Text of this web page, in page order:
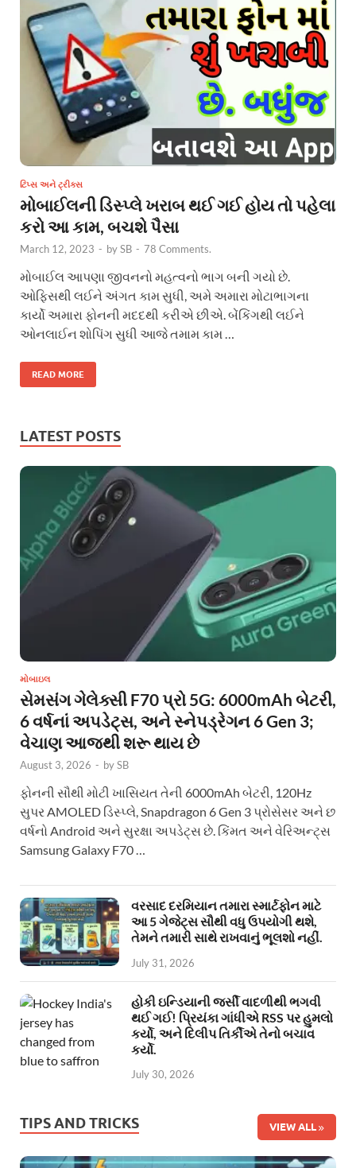
ટિપ્સ અને ટ્રીક્સ
મોબાઈલની ડિસ્પ્લે ખરાબ થઈ ગઈ હોય તો પહેલા
કરો આ કામ, બચશે પૈસા
March 12, 2023 - bySB - 78 Comments.
મોબાઈલ આપણા જીવનનો મહત્વનો ભાગ બની ગયો છે.
ઓફિસથી લઈને અંગત કામ સુધી, અમે અમારા મોટાભાગના
કાર્યો અમારા ફોનની મદદથી કરીએ છીએ. બેંકિંગથી લઈને
ઓનલાઈન શોપિંગ સુધી આજે તમામ કામ …
READ MORE
LATEST POSTS
મોબાઇલ
સેમસંગ ગેલેક્સી F70 પ્રો 5G: 6000mAh બેટરી,
6 વર્ષનાં અપડેટ્સ, અને સ્નેપડ્રેગન 6 Gen 3;
વેચાણ આજથી શરૂ થાય છે
August 3, 2026 - bySB
ફોનની સૌથી મોટી ખાસિયત તેની 6000mAh બેટરી, 120Hz
સુપર AMOLED ડિસ્પ્લે, Snapdragon 6 Gen 3 પ્રોસેસર અને છ
વર્ષનો Android અને સુરક્ષા અપડેટ્સ છે. કિંમત અને વેરિઅન્ટ્સ
Samsung Galaxy F70 …
વરસાદ દરમિયાન તમારા સ્માર્ટફોન માટે
આ 5 ગેજેટ્સ સૌથી વધુ ઉપયોગી થશે,
તેમને તમારી સાથે રાખવાનું ભૂલશો નહીં.
July 31, 2026
હોકી ઇન્ડિયાની જર્સી વાદળીથી ભગવી
થઈ ગઈ! પ્રિયંકા ગાંધીએ RSS પર હુમલો
કર્યો, અને દિલીપ તિર્કીએ તેનો બચાવ
કર્યો.
July 30, 2026
TIPS AND TRICKS VIEW ALL